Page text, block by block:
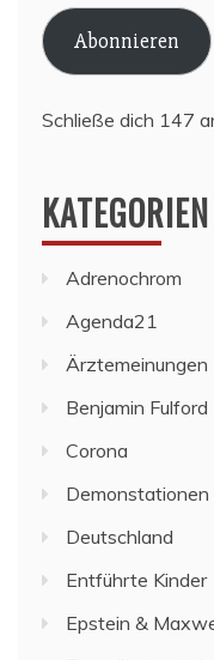
Adresse
Abonnieren
Schließe dich 147
KATEGORIEN
Adrenochrom
Agenda21
Ärztemeinungen
Benjamin Fulford
Corona
Demonstationen
Deutschland
Entführte Kinder
Epstein &